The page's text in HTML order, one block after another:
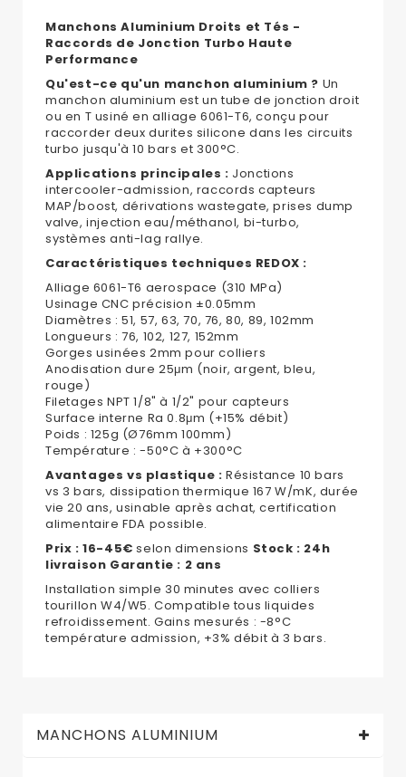
Manchons Aluminium Droits et Tés -
Raccords de Jonction Turbo Haute
Performance
Qu'est-ce qu'un manchon aluminium ? Un
manchon aluminium est un tube de jonction droit
ou en T usiné en alliage 6061-T6, conçu pour
raccorder deux durites silicone dans les circuits
turbo jusqu'à 10 bars et 300°C.
Applications principales : Jonctions
intercooler-admission, raccords capteurs
MAP/boost, dérivations wastegate, prises dump
valve, injection eau/méthanol, bi-turbo,
systèmes anti-lag rallye.
Caractéristiques techniques REDOX :
Alliage 6061-T6 aerospace (310 MPa)
Usinage CNC précision ±0.05mm
Diamètres : 51, 57, 63, 70, 76, 80, 89, 102mm
Longueurs : 76, 102, 127, 152mm
Gorges usinées 2mm pour colliers
Anodisation dure 25μm (noir, argent, bleu,
rouge)
Filetages NPT 1/8" à 1/2" pour capteurs
Surface interne Ra 0.8μm (+15% débit)
Poids : 125g (Ø76mm 100mm)
Température : -50°C à +300°C
Avantages vs plastique : Résistance 10 bars
vs 3 bars, dissipation thermique 167 W/mK, durée
vie 20 ans, usinable après achat, certification
alimentaire FDA possible.
Prix : 16-45€ selon dimensions Stock : 24h
livraison Garantie : 2 ans
Installation simple 30 minutes avec colliers
tourillon W4/W5. Compatible tous liquides
refroidissement. Gains mesurés : -8°C
température admission, +3% débit à 3 bars.
MANCHONS ALUMINIUM